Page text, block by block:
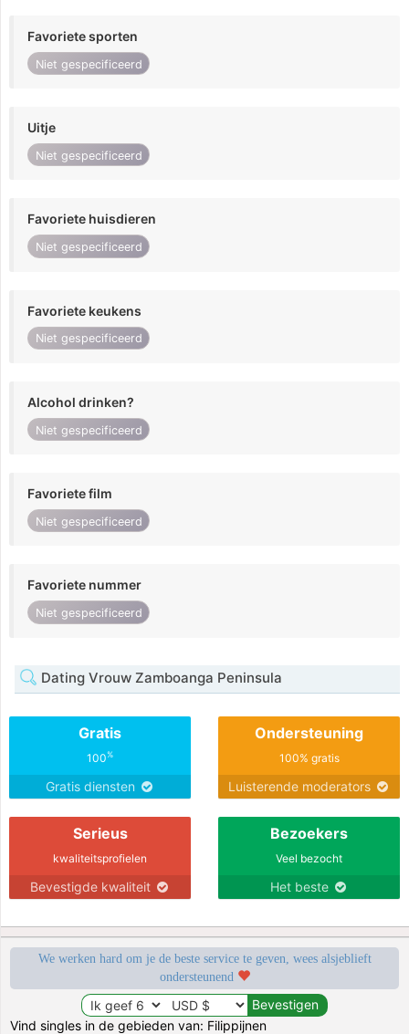
Favoriete sporten
Niet gespecificeerd
Uitje
Niet gespecificeerd
Favoriete huisdieren
Niet gespecificeerd
Favoriete keukens
Niet gespecificeerd
Alcohol drinken?
Niet gespecificeerd
Favoriete film
Niet gespecificeerd
Favoriete nummer
Niet gespecificeerd
Dating Vrouw Zamboanga Peninsula
Gratis
100%
Gratis diensten
Ondersteuning
100% gratis
Luisterende moderators
Serieus
kwaliteitsprofielen
Bevestigde kwaliteit
Bezoekers
Veel bezocht
Het beste
We werken hard om je de beste service te geven, wees alsjeblieft
ondersteunend
Vind singles in de gebieden van: Filippijnen